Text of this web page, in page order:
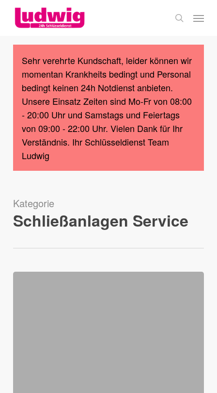
Skip
content
search
Menu
Sehr verehrte Kundschaft, leider können wir
momentan Krankheits bedingt und Personal
bedingt keinen 24h Notdienst anbieten.
Unsere Einsatz Zeiten sind Mo-Fr von 08:00
- 20:00 Uhr und Samstags und Feiertags
von 09:00 - 22:00 Uhr. Vielen Dank für Ihr
Verständnis. Ihr Schlüsseldienst Team
Ludwig
Kategorie
Schließanlagen Service